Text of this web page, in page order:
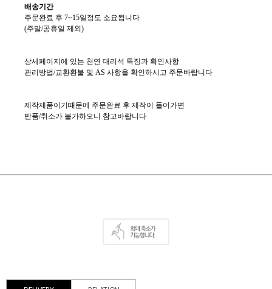
배송기간
주문완료 후 7~15일정도 소요됩니다
(주말/공휴일 제외)
상세페이지에 있는 천연 대리석 특징과 확인사항
관리방법/교환환불 및 AS 사항을 확인하시고 주문바랍니다
제작제품이기때문에 주문완료 후 제작이 들어가면
반품/취소가 불가하오니 참고바랍니다